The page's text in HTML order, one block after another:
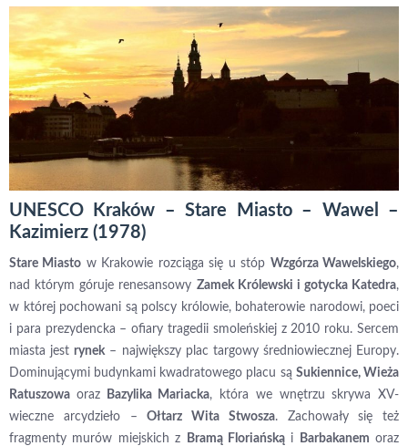
UNESCO Kraków – Stare Miasto – Wawel –
Kazimierz (1978)
Stare Miasto w Krakowie rozciąga się u stóp Wzgórza Wawelskiego,
nad którym góruje renesansowy Zamek Królewski i gotycka Katedra,
w której pochowani są polscy królowie, bohaterowie narodowi, poeci
i para prezydencka – ofiary tragedii smoleńskiej z 2010 roku. Sercem
miasta jest rynek – największy plac targowy średniowiecznej Europy.
Dominującymi budynkami kwadratowego placu są Sukiennice, Wieża
Ratuszowa orazBazylika Mariacka, która we wnętrzu skrywa XV-
wieczne arcydzieło –Ołtarz Wita Stwosza. Zachowały się też
fragmenty murów miejskich z
Bramą Floriańskąi Barbakanem oraz